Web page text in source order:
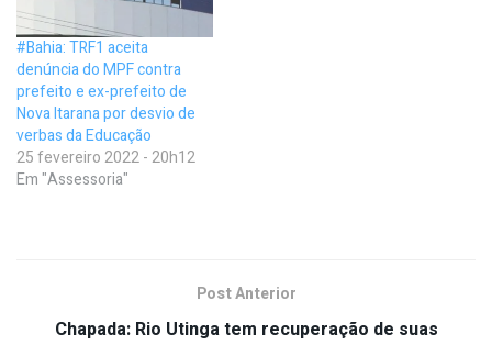
#Bahia: TRF1 aceita
denúncia do MPF contra
prefeito e ex-prefeito de
Nova Itarana por desvio de
verbas da Educação
25 fevereiro 2022 - 20h12
Em "Assessoria"
Post Anterior
Chapada: Rio Utinga tem recuperação de suas